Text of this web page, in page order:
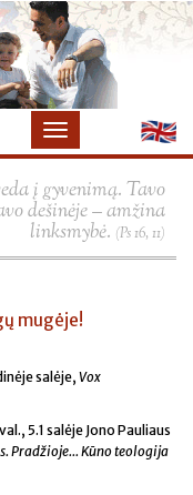
į gyvenimą. Tavo
dešinėje – amžina
linksmybė. (Ps 16, 11)
mugėje!
salėje, Vox
5.1 salėje Jono Pauliaus
Pradžioje... Kūno teologija
×